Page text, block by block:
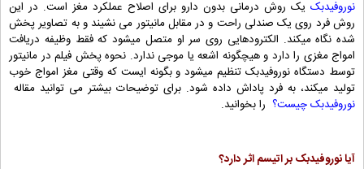
نوروفیدبک یک روش درمانی بدون دارو برای اصلاح عملکرد مغز است. در این
روش فرد روی یک صندلی راحت و در مقابل مانیتور می نشیند و به تصاویر پخش
شده نگاه میکند. الکترودهایی روی سر او متصل میشود که فقط وظیفه دریافت
امواج مغزی را دارد و هیچگونه اشعه یا موجی ندارد. نحوه پخش فیلم در مانیتور
توسط دستگاه نوروفیدبک تنظیم میشود و بگونه ایست که وقتی مغز امواج خوب
تولید میکند، به فرد پاداش داده شود. برای توضیحات بیشتر می توانید مقاله
نوروفیدبک چیست؟ را بخوانید.
آیا نوروفیدبک بر اتیسم اثر دارد؟